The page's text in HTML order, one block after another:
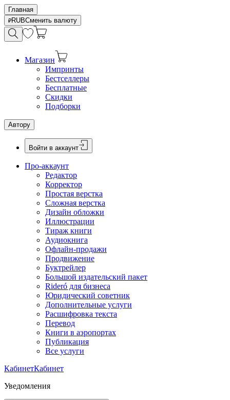
Главная
RUBСменить валюту
Магазин
Импринты
Бестселлеры
Бесплатные
Скидки
Подборки
Автору
Войти в аккаунт
Про-аккаунт
Редактор
Корректор
Простая верстка
Сложная верстка
Дизайн обложки
Иллюстрации
Тираж книги
Аудиокнига
Офлайн-продажи
Продвижение
Буктрейлер
Большой издательский пакет
Rideró для бизнеса
Юридический советник
Дополнительные услуги
Расшифровка текста
Перевод
Книги в аэропортах
Публикация
Все услуги
КабинетКабинет
Уведомления